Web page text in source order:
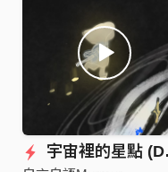
宇宙裡的星點 (Demo)